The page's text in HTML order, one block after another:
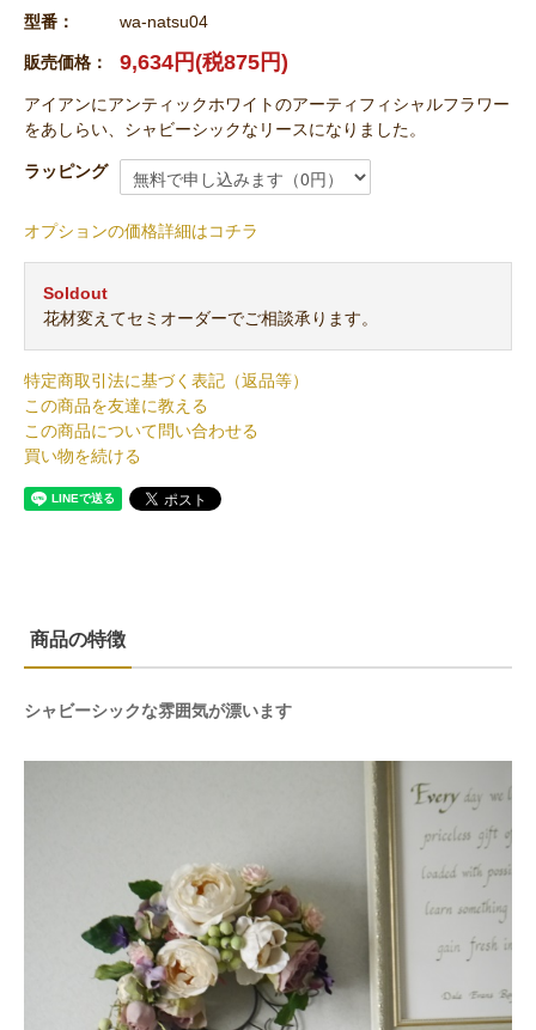
型番： wa-natsu04
販売価格： 9,634円(税875円)
アイアンにアンティックホワイトのアーティフィシャルフラワー
をあしらい、シャビーシックなリースになりました。
ラッピング
オプションの価格詳細はコチラ
Soldout
花材変えてセミオーダーでご相談承ります。
特定商取引法に基づく表記（返品等）
この商品を友達に教える
この商品について問い合わせる
買い物を続ける
商品の特徴
シャビーシックな雰囲気が漂います